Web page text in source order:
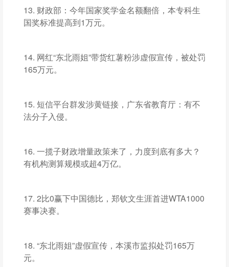
13. 财政部：今年国家奖学金名额翻倍，本专科生
国奖标准提高到1万元。
14. 网红“东北雨姐”带货红薯粉涉虚假宣传，被处罚
165万元。
15. 短信平台群发涉黄链接，广东省教育厅：有不
法分子入侵。
16. 一揽子财政增量政策来了，力度到底有多大？
有机构测算规模或超4万亿。
17. 2比0赢下中国德比，郑钦文生涯首进WTA1000
赛事决赛。
18. “东北雨姐”虚假宣传，本溪市监拟处罚165万
元。